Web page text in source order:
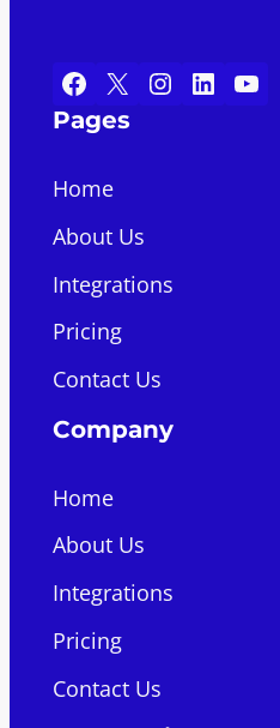
Facebook X Instagram LinkedIn YouTube
Pages
Home
About Us
Integrations
Pricing
Contact Us
Company
Home
About Us
Integrations
Pricing
Contact Us